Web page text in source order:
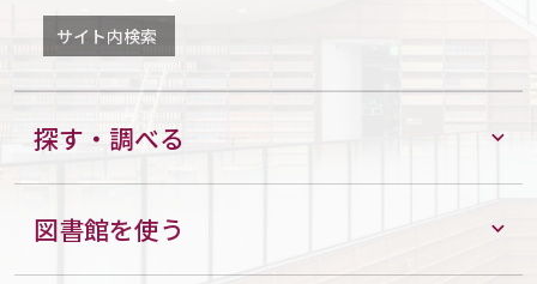
サイト内検索
探す・調べる
図書館を使う